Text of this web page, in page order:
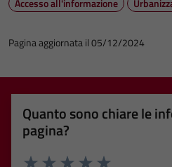
Accesso all'informazione
Pagina aggiornata il 05/12/2024
Quanto sono chiare le
pagina?